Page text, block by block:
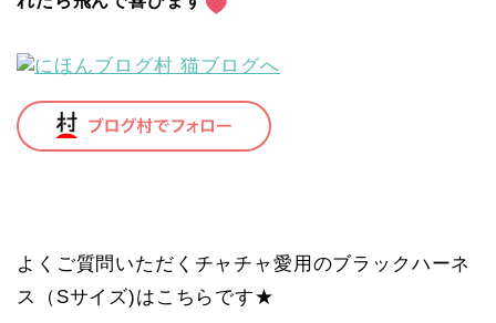
よくご質問いただくチャチャ愛用のブラックハーネ
ス（Sサイズ)はこちらです★